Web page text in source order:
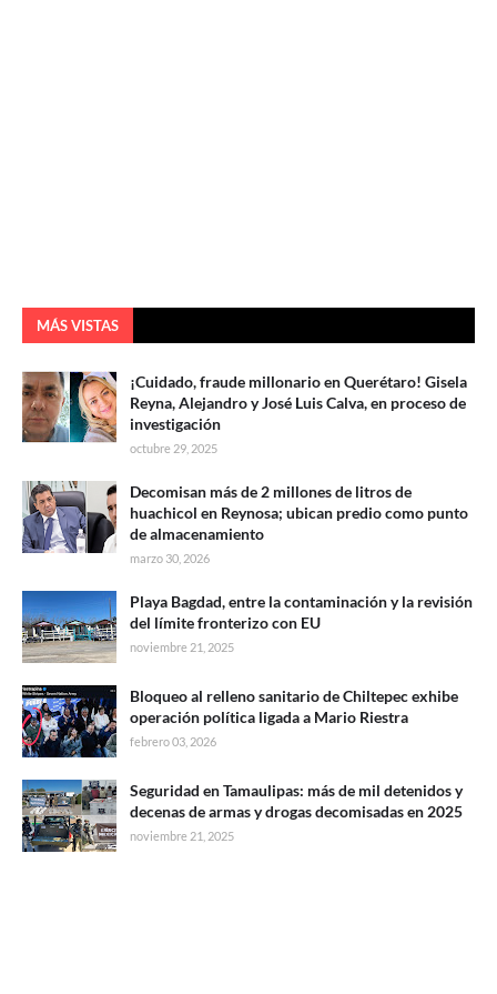
MÁS VISTAS
¡Cuidado, fraude millonario en Querétaro! Gisela
Reyna, Alejandro y José Luis Calva, en proceso de
investigación
octubre 29, 2025
Decomisan más de 2 millones de litros de
huachicol en Reynosa; ubican predio como punto
de almacenamiento
marzo 30, 2026
Playa Bagdad, entre la contaminación y la revisión
del límite fronterizo con EU
noviembre 21, 2025
Bloqueo al relleno sanitario de Chiltepec exhibe
operación política ligada a Mario Riestra
febrero 03, 2026
Seguridad en Tamaulipas: más de mil detenidos y
decenas de armas y drogas decomisadas en 2025
noviembre 21, 2025